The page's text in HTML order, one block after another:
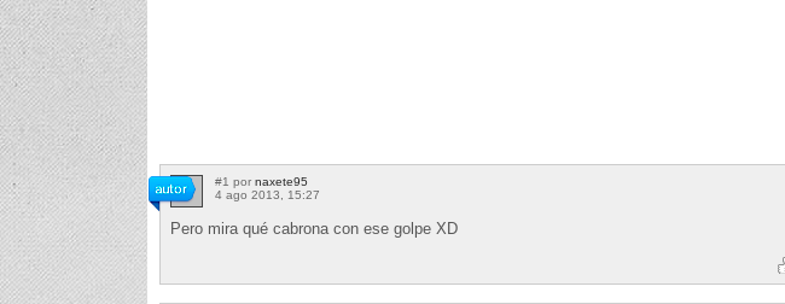
#1 por naxete95
4 ago 2013, 15:27
Pero mira qué cabrona con ese golpe XD